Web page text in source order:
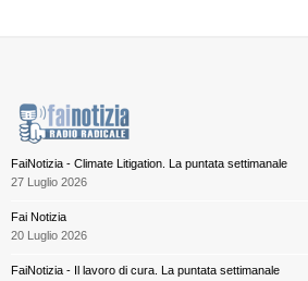
FaiNotizia - Climate Litigation. La puntata settimanale
27 Luglio 2026
Fai Notizia
20 Luglio 2026
FaiNotizia - Il lavoro di cura. La puntata settimanale